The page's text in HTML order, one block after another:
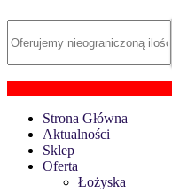
Strona Główna
Aktualności
Sklep
Oferta
Łożyska